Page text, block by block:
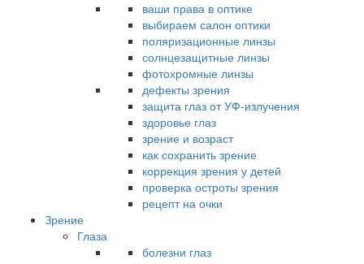
ваши права в оптике
выбираем салон оптики
поляризационные линзы
солнцезащитные линзы
фотохромные линзы
дефекты зрения
защита глаз от УФ-излучения
здоровье глаз
зрение и возраст
как сохранить зрение
коррекция зрения у детей
проверка остроты зрения
рецепт на очки
Зрение
Глаза
болезни глаз